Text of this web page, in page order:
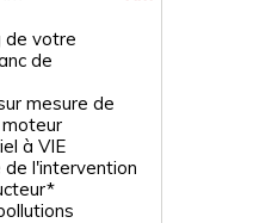
de votre
de
mesure de
à VIE
de l'intervention